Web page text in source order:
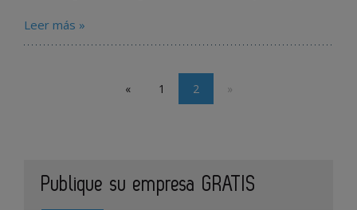
Leer más »
« 1 2 »
Publique su empresa GRATIS